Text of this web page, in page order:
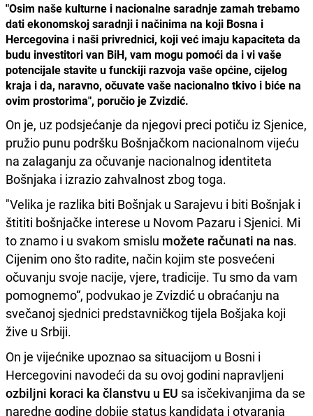
"Osim naše kulturne i nacionalne saradnje zamah trebamo
dati ekonomskoj saradnji i načinima na koji Bosna i
Hercegovina i naši privrednici, koji već imaju kapaciteta da
budu investitori van BiH, vam mogu pomoći da i vi vaše
potencijale stavite u funckiji razvoja vaše općine, cijelog
kraja i da, naravno, očuvate vaše nacionalno tkivo i biće na
ovim prostorima", poručio je Zvizdić.
On je, uz podsjećanje da njegovi preci potiču iz Sjenice,
pružio punu podršku Bošnjačkom nacionalnom vijeću
na zalaganju za očuvanje nacionalnog identiteta
Bošnjaka i izrazio zahvalnost zbog toga.
"Velika je razlika biti Bošnjak u Sarajevu i biti Bošnjak i
štititi bošnjačke interese u Novom Pazaru i Sjenici. Mi
to znamo i u svakom smislu možete računati na nas.
Cijenim ono što radite, način kojim ste posvećeni
očuvanju svoje nacije, vjere, tradicije. Tu smo da vam
pomognemo“, podvukao je Zvizdić u obraćanju na
svečanoj sjednici predstavničkog tijela Bošjaka koji
žive u Srbiji.
On je vijećnike upoznao sa situacijom u Bosni i
Hercegovini navodeći da su ovoj godini napravljeni
ozbiljni koraci ka članstvu u EU sa isčekivanjima da se
naredne godine dobije status kandidata i otvaranja